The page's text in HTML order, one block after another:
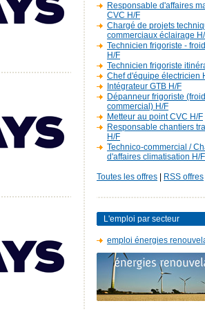
Responsable d'affaires
CVC H/F
Chargé de projets
commerciaux éclairage
Technicien frigoriste -
H/F
Technicien frigoriste
Chef d'équipe électricien
Intégrateur GTB H/F
Dépanneur frigoriste (froid
commercial) H/F
Metteur au point CVC H/F
Responsable chantiers
H/F
Technico-commercial /
d'affaires climatisation H/F
Toutes les offres RSS offres
L'emploi par secteur
emploi énergies